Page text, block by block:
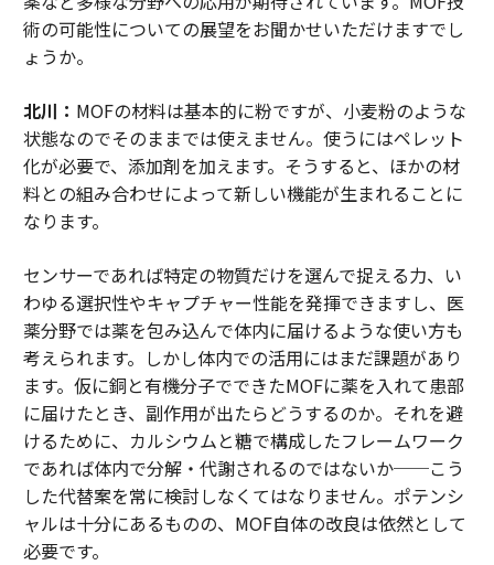
術の可能性についての展望をお聞かせいただけますでし
ょうか。
北川： MOFの材料は基本的に粉ですが、小麦粉のような
状態なのでそのままでは使えません。使うにはペレット
化が必要で、添加剤を加えます。そうすると、ほかの材
料との組み合わせによって新しい機能が生まれることに
なります。
センサーであれば特定の物質だけを選んで捉える力、い
わゆる選択性やキャプチャー性能を発揮できますし、医
薬分野では薬を包み込んで体内に届けるような使い方も
考えられます。しかし体内での活用にはまだ課題があり
ます。仮に銅と有機分子でできたMOFに薬を入れて患部
に届けたとき、副作用が出たらどうするのか。それを避
けるために、カルシウムと糖で構成したフレームワーク
であれば体内で分解・代謝されるのではないか──こう
した代替案を常に検討しなくてはなりません。ポテンシ
ャルは十分にあるものの、MOF自体の改良は依然として
必要です。